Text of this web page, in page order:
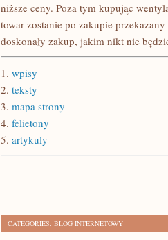
niższe ceny. Poza tym kupując
towar zostanie po zakupie
doskonały zakup, jakim nikt nie
1. wpisy
2. teksty
3. mapa strony
4. felietony
5. artykuly
CATEGORIES: BLOG INTERNETOWY